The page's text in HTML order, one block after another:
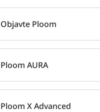
Objavte Ploom
Ploom AURA
Ploom X Advanced